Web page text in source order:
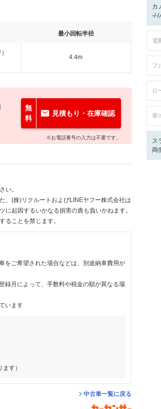
最小回転半径
4.4m
無
料
見積もり・在庫確認
※お電話番号の入力は不要です。
い。
、(株)リクルートおよびLINEヤフー株式会社は
起因するいかなる損害の責も負いかねます。
ることを禁じます。
をご希望された場合などは、別途納車費用が
録月によって、手数料や税金の額が異なる場
います
す）
中古車一覧に戻る
カ
-/-/
電
フ
ロ
寒
ス
両